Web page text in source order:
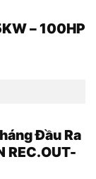
– 100HP
Đầu Ra
REC.OUT-